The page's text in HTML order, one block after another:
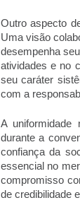
Outro aspecto
Uma visão
desempenha
atividades e no
seu caráter
com a
A uniformidade
durante a
confiança da
essencial no
compromisso
de credibilidade